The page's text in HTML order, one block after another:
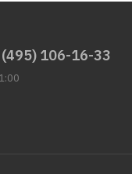
(495) 106-16-33